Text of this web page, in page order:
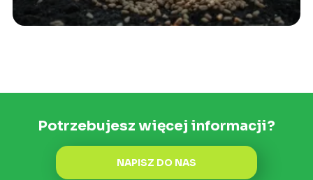
Potrzebujesz więcej informacji?
NAPISZ DO NAS